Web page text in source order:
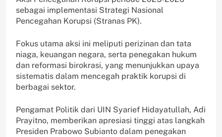
sebagai implementasi Strategi Nasional
Pencegahan Korupsi (Stranas PK).
Fokus utama aksi ini meliputi perizinan dan tata
niaga, keuangan negara, serta penegakan hukum
dan reformasi birokrasi, yang menunjukkan upaya
sistematis dalam mencegah praktik korupsi di
berbagai sektor.
Pengamat Politik dari UIN Syarief Hidayatullah, Adi
Prayitno, memberikan apresiasi tinggi atas langkah
Presiden Prabowo Subianto dalam penegakan